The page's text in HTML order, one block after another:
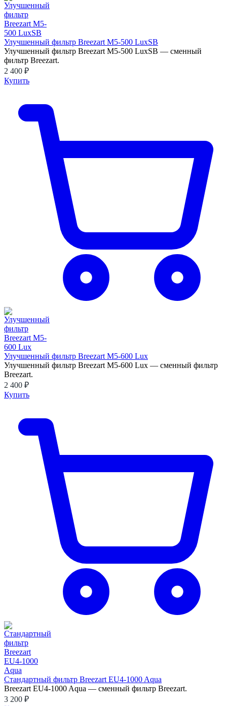
Улучшенный фильтр Breezart M5-500 LuxSB
Улучшенный фильтр Breezart M5-500 LuxSB — сменный
фильтр Breezart.
2 400 ₽
Купить
Улучшенный фильтр Breezart M5-600 Lux
Улучшенный фильтр Breezart M5-600 Lux — сменный фильтр
Breezart.
2 400 ₽
Купить
Стандартный фильтр Breezart EU4-1000 Aqua
Breezart EU4-1000 Aqua — сменный фильтр Breezart.
3 200 ₽